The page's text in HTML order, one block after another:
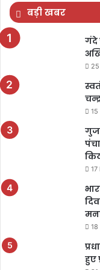
बड़ी खबर
गंदे
15
17
18
हुए